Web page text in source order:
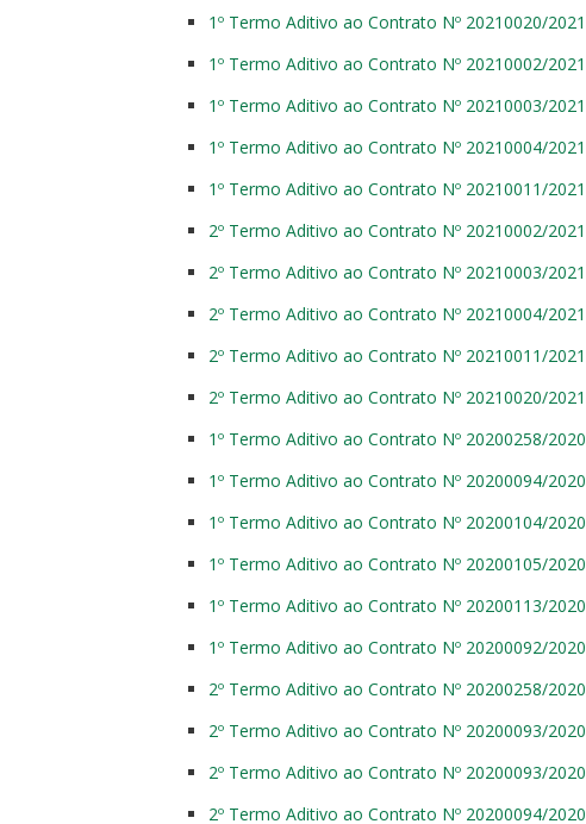
1º Termo Aditivo ao Contrato Nº 20210020/2021
1º Termo Aditivo ao Contrato Nº 20210002/2021
1º Termo Aditivo ao Contrato Nº 20210003/2021
1º Termo Aditivo ao Contrato Nº 20210004/2021
1º Termo Aditivo ao Contrato Nº 20210011/2021
2º Termo Aditivo ao Contrato Nº 20210002/2021
2º Termo Aditivo ao Contrato Nº 20210003/2021
2º Termo Aditivo ao Contrato Nº 20210004/2021
2º Termo Aditivo ao Contrato Nº 20210011/2021
2º Termo Aditivo ao Contrato Nº 20210020/2021
1º Termo Aditivo ao Contrato Nº 20200258/2020
1º Termo Aditivo ao Contrato Nº 20200094/2020
1º Termo Aditivo ao Contrato Nº 20200104/2020
1º Termo Aditivo ao Contrato Nº 20200105/2020
1º Termo Aditivo ao Contrato Nº 20200113/2020
1º Termo Aditivo ao Contrato Nº 20200092/2020
2º Termo Aditivo ao Contrato Nº 20200258/2020
2º Termo Aditivo ao Contrato Nº 20200093/2020
2º Termo Aditivo ao Contrato Nº 20200093/2020
2º Termo Aditivo ao Contrato Nº 20200094/2020